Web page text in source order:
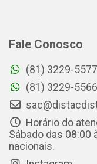
Fale Conosco
(81) 3229-
(81) 3229-
Horário do
Sábado das 08:00
nacionais.